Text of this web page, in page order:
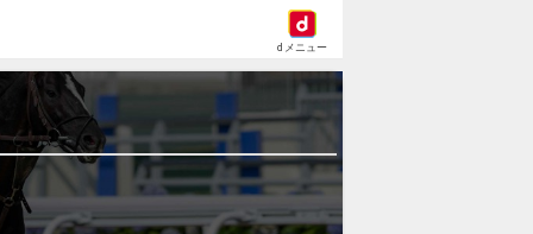
dメニュー